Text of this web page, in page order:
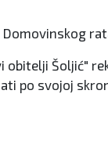
Šoljić"
po svojoj